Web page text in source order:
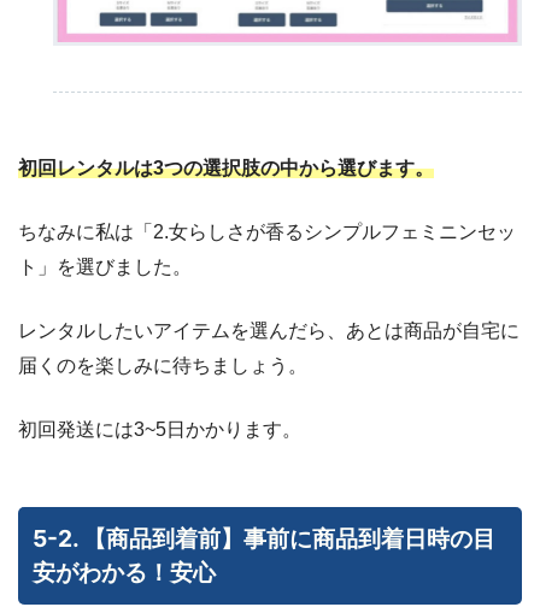
初回レンタルは3つの選択肢の中から選びます。
ちなみに私は「2.女らしさが香るシンプルフェミニンセッ
ト」を選びました。
レンタルしたいアイテムを選んだら、あとは商品が自宅に
届くのを楽しみに待ちましょう。
初回発送には3~5日かかります。
5-2. 【商品到着前】事前に商品到着日時の目
安がわかる！安心